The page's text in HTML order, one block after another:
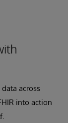
across
into action